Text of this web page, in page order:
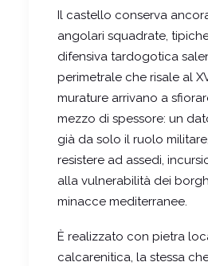
Il castello conserva
angolari squadrate,
difensiva tardogotica
perimetrale che risale al
murature arrivano a
mezzo di spessore: un
già da solo il ruolo
resistere ad assedi,
alla vulnerabilità dei
minacce mediterranee.
È realizzato con pietra
calcarenitica, la stessa